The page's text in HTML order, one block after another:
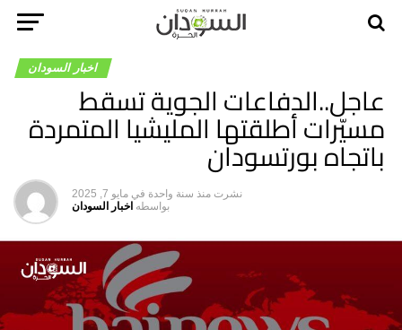
اخبار السودان
عاجل..الدفاعات الجوية تسقط
مسيّرات أطلقتها المليشيا المتمردة
باتجاه بورتسودان
نشرت منذ سنة واحدة في مايو 7, 2025
بواسطه اخبار السودان